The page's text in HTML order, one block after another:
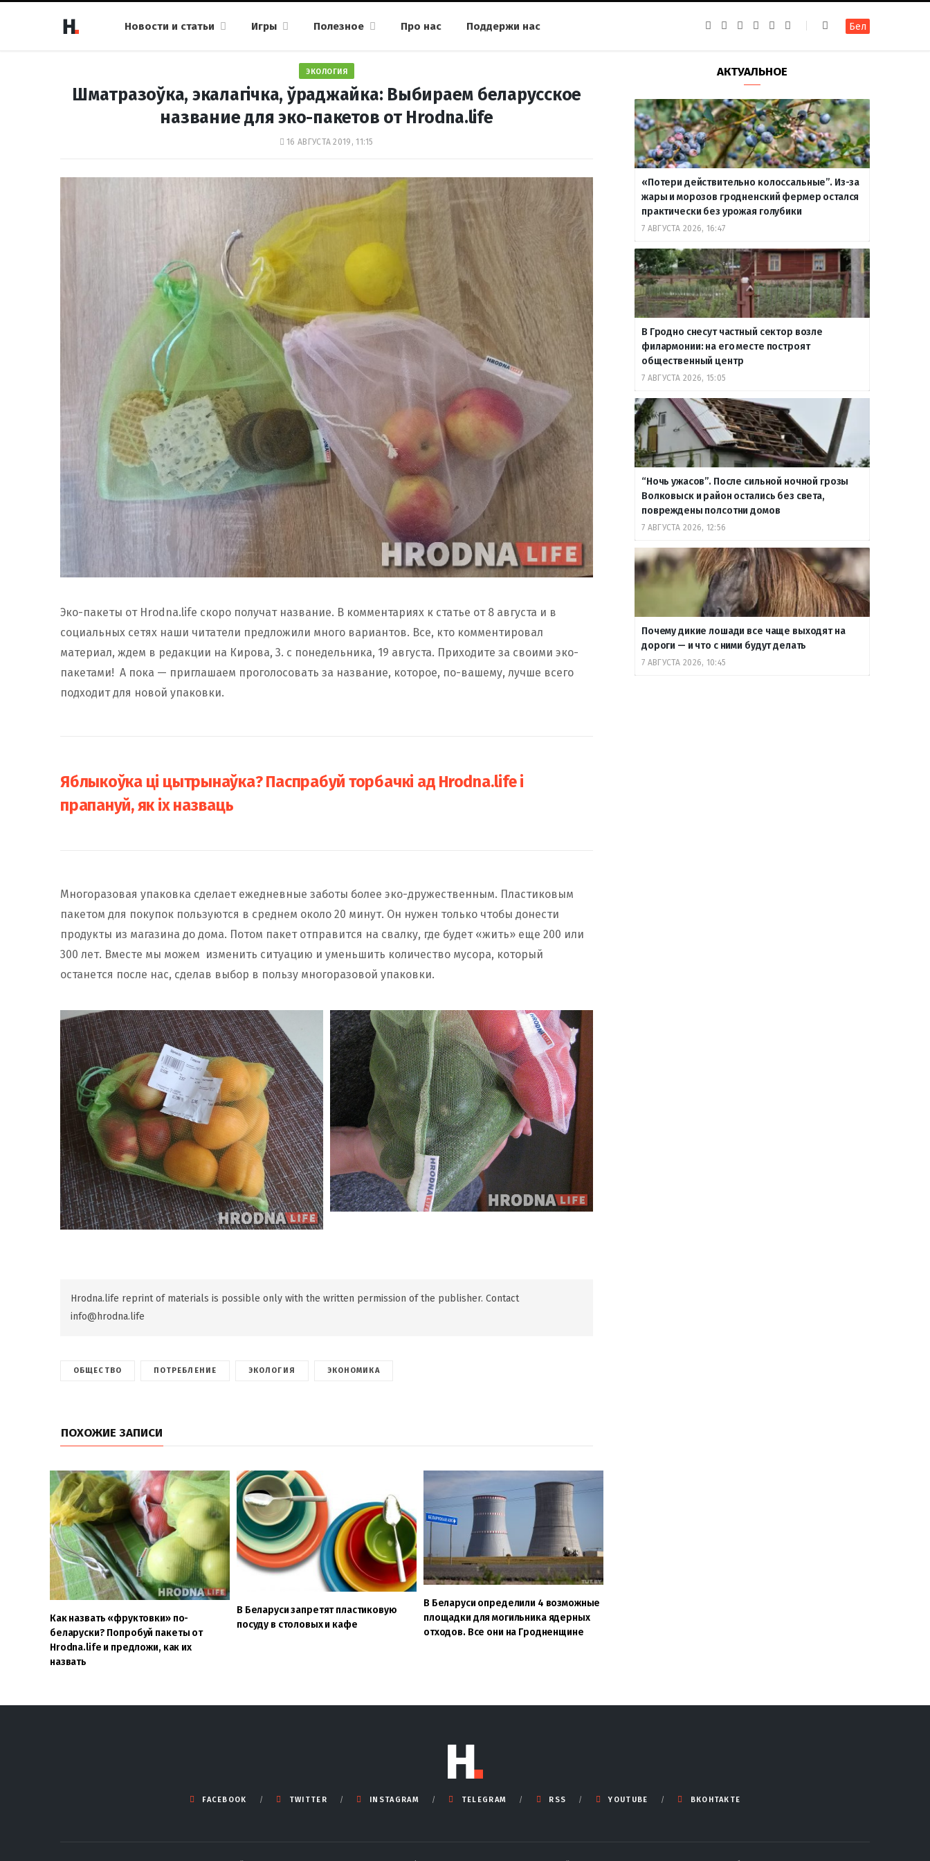
Новости и статьи Игры Полезное Про нас Поддержи нас
k
a
g
a
m
g
r
a
m
u
b
т
е
Бел
ЭКОЛОГИЯ
Шматразоўка, экалагічка, ўраджайка: Выбираем беларусское
название для эко-пакетов от Hrodna.life
16 АВГУСТА 2019, 11:15
Эко-пакеты от Hrodna.life скоро получат название. В комментариях к статье от 8 августа и в
социальных сетях наши читатели предложили много вариантов. Все, кто комментировал
материал, ждем в редакции на Кирова, 3. с понедельника, 19 августа. Приходите за своими эко-
пакетами! А пока — приглашаем проголосовать за название, которое, по-вашему, лучше всего
подходит для новой упаковки.
Яблыкоўка ці цытрынаўка? Паспрабуй торбачкі ад Hrodna.life і
прапануй, як іх назваць
Многоразовая упаковка сделает ежедневные заботы более эко-дружественным. Пластиковым
пакетом для покупок пользуются в среднем около 20 минут. Он нужен только чтобы донести
продукты из магазина до дома. Потом пакет отправится на свалку, где будет «жить» еще 200 или
300 лет. Вместе мы можем изменить ситуацию и уменьшить количество мусора, который
останется после нас, сделав выбор в пользу многоразовой упаковки.
Hrodna.life reprint of materials is possible only with the written permission of the publisher. Contact
info@hrodna.life
ОБЩЕСТВО ПОТРЕБЛЕНИЕ ЭКОЛОГИЯ ЭКОНОМИКА
ПОХОЖИЕ ЗАПИСИ
Как назвать «фруктовки» по-
беларуски? Попробуй пакеты от
Hrodna.life и предложи, как их
назвать
В Беларуси запретят пластиковую
посуду в столовых и кафе
В Беларуси определили 4 возможные
площадки для могильника ядерных
отходов. Все они на Гродненщине
АКТУАЛЬНОЕ
«Потери действительно колоссальные”. Из-за
жары и морозов гродненский фермер остался
практически без урожая голубики
7 АВГУСТА 2026, 16:47
В Гродно снесут частный сектор возле
филармонии: на его месте построят
общественный центр
7 АВГУСТА 2026, 15:05
“Ночь ужасов”. После сильной ночной грозы
Волковыск и район остались без света,
повреждены полсотни домов
7 АВГУСТА 2026, 12:56
Почему дикие лошади все чаще выходят на
дороги — и что с ними будут делать
7 АВГУСТА 2026, 10:45
FACEBOOK TWITTER INSTAGRAM TELEGRAM RSS YOUTUBE ВКОНТАКТЕ